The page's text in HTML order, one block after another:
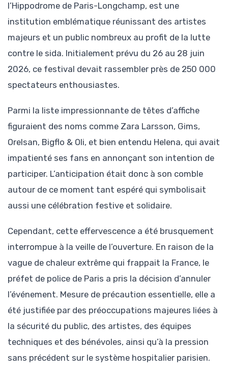
l’Hippodrome de Paris-Longchamp, est une
institution emblématique réunissant des artistes
majeurs et un public nombreux au profit de la lutte
contre le sida. Initialement prévu du 26 au 28 juin
2026, ce festival devait rassembler près de 250 000
spectateurs enthousiastes.
Parmi la liste impressionnante de têtes d’affiche
figuraient des noms comme Zara Larsson, Gims,
Orelsan, Bigflo & Oli, et bien entendu Helena, qui avait
impatienté ses fans en annonçant son intention de
participer. L’anticipation était donc à son comble
autour de ce moment tant espéré qui symbolisait
aussi une célébration festive et solidaire.
Cependant, cette effervescence a été brusquement
interrompue à la veille de l’ouverture. En raison de la
vague de chaleur extrême qui frappait la France, le
préfet de police de Paris a pris la décision d’annuler
l’événement. Mesure de précaution essentielle, elle a
été justifiée par des préoccupations majeures liées à
la sécurité du public, des artistes, des équipes
techniques et des bénévoles, ainsi qu’à la pression
sans précédent sur le système hospitalier parisien.